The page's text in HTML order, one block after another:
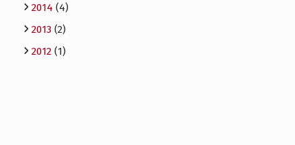
2014 (4)
2013 (2)
2012 (1)